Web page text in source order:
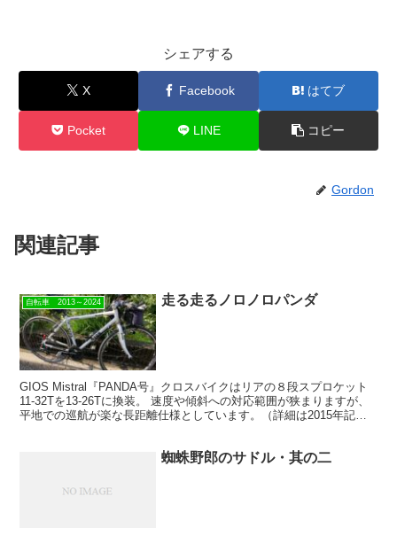
シェアする
X Facebook はてブ
Pocket LINE コピー
Gordon
関連記事
自転車 2013～2024 走る走るノロノロパンダ
GIOS Mistral『PANDA号』クロスバイクはリアの８段スプロケット
11-32Tを13-26Tに換装。 速度や傾斜への対応範囲が狭まりますが、
平地での巡航が楽な長距離仕様としています。（詳細は2015年記
蜘蛛野郎のサドル・其の二